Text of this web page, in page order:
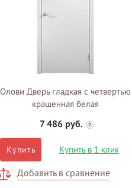
Олови Дверь гладкая с четвертью
крашенная белая
7 486 руб.
?
Купить Купить в 1 клик
Добавить в сравнение